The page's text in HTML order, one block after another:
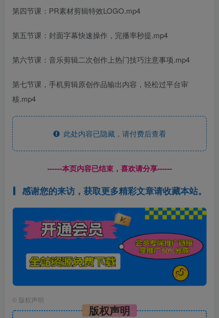
第四节课：PR素材剪辑特效LOGO.mp4
第五节课：封面字幕快速操作，完播率秒提.mp4
第六节课：音乐剪辑二次创作上热门技巧注意事项.mp4
第七节课，手机剪辑原创作品输出内容，轻松过平台审
核.mp4
此处内容已隐藏，请付费后查看
------本页内容已结束，喜欢请分享------
感谢您的来访，获取更多精彩文章请收藏本站。
© 版权声明
版权声明